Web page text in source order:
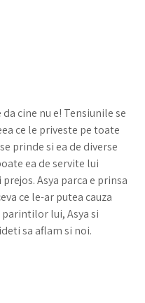
cine nu e! Tensiunile se
ce le priveste pe toate
prinde si ea de diverse
ea de servite lui
Asya parca e prinsa
ce le-ar putea cauza
lui, Asya si
sa aflam si noi.